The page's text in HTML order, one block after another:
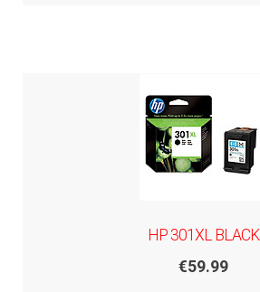
HP 301XL BLACK
€59.99